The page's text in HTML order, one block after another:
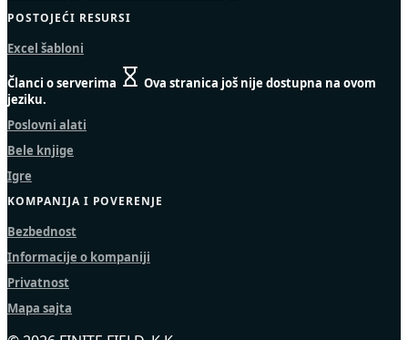
POSTOJEĆI RESURSI
Excel šabloni
Članci o serverima
Ova stranica još nije dostupna na ovom
jeziku.
Poslovni alati
Bele knjige
Igre
KOMPANIJA I POVERENJE
Bezbednost
Informacije o kompaniji
Privatnost
Mapa sajta